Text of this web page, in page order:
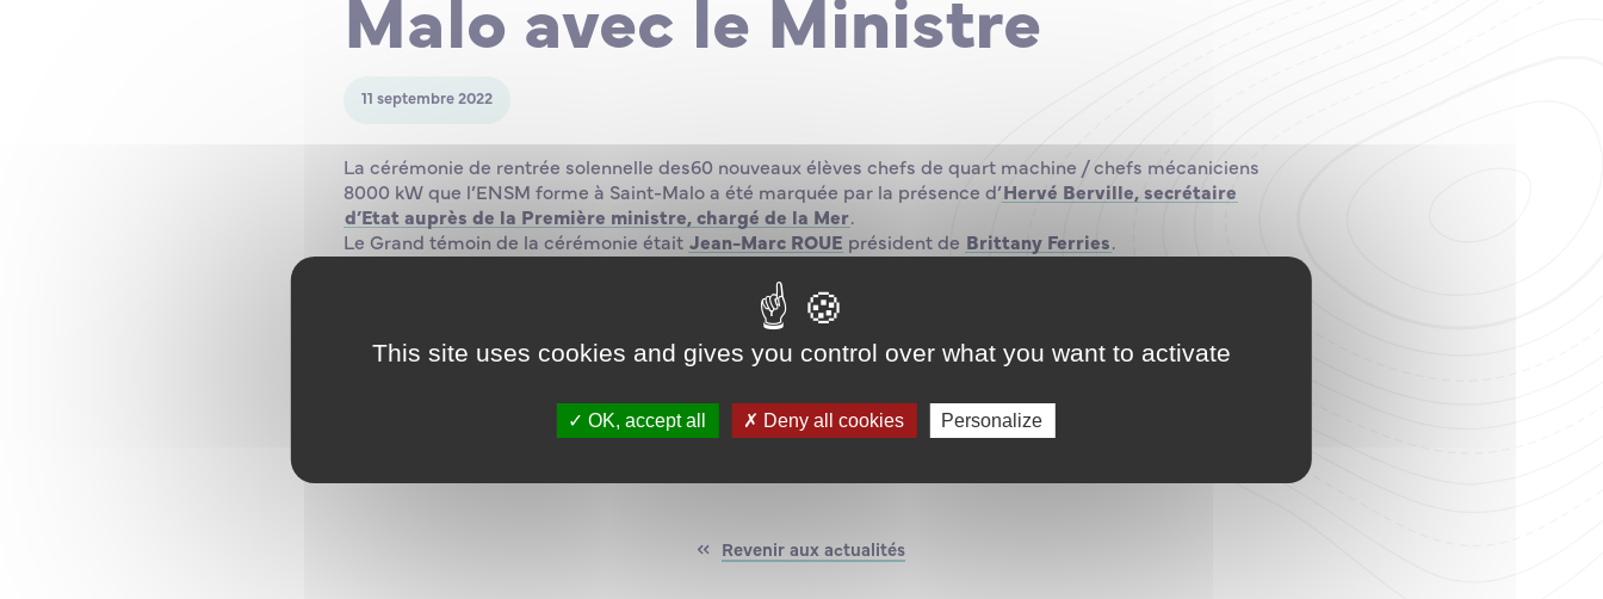
11 septembre 2022
La cérémonie de rentrée solennelle des60 nouveaux élèves chefs de quart machine / chefs mécaniciens
8000 kW que l’ENSM forme à Saint-Malo a été marquée par la présence d’Hervé Berville, secrétaire
d’Etat auprès de la Première ministre, chargé de la Mer.
Le Grand témoin de la cérémonie était Jean-Marc ROUE président de Brittany Ferries.
président de la communauté d’agglomération, ont une nouvelle fois apporté leur soutien à l’Ecole en
affirmant leur attachement à l’institution et en félicitant les nouveaux élèves pour leur choix.
Frederic Moncany de St-Aignan
, président de l’ENSM a présenté le nouveau directeur général,
François Lambertqui a pris son poste le 1er septembre 2022, présent aux côtés deLuc VARIN
De nombreux élus, armateurs et les représentants des services de l’Etat, ont partagé ce temps fort
avec les personnels et la promotion 2022.
Revenir aux actualités
This site uses cookies and gives you control over what you want to activate
OK, accept all Deny all cookies Personalize